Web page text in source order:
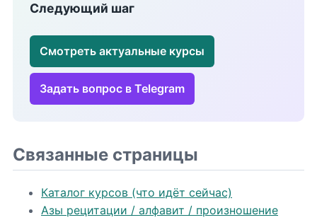
Следующий шаг
Смотреть актуальные курсы
Задать вопрос в Telegram
Связанные страницы
Каталог курсов (что идёт сейчас)
Азы рецитации / алфавит / произношение